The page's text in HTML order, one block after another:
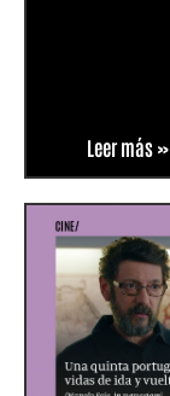
Leer más »